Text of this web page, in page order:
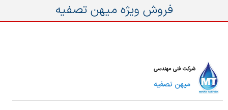
فروش ویژه میهن تصفیه